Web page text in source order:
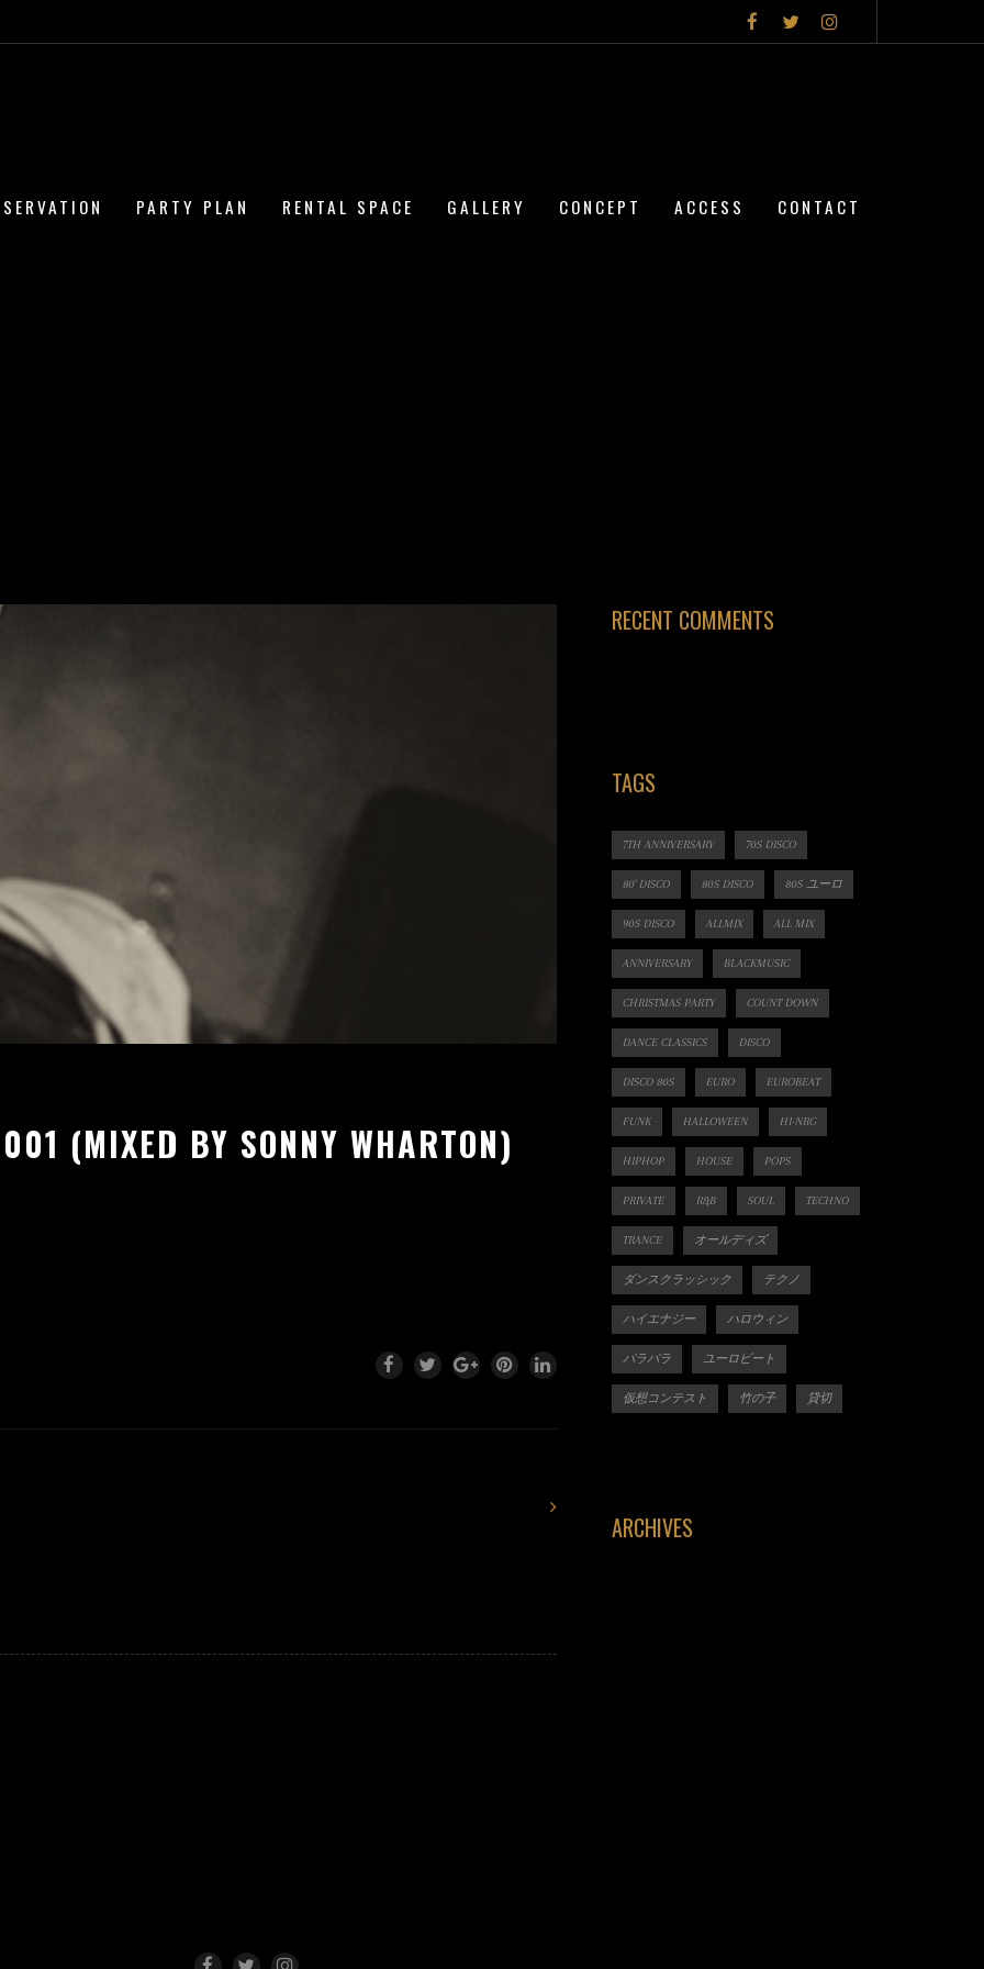
PARTY PLAN RENTAL SPACE GALLERY CONCEPT ACCESS CONTACT
(MIXED BY SONNY WHARTON)
RECENT COMMENTS
TAGS
7TH ANNIVERSARY 70S DISCO
80' DISCO 80S DISCO 80S ユーロ
90S DISCO ALLMIX ALL MIX
ANNIVERSARY BLACKMUSIC
CHRISTMAS PARTY COUNT DOWN
DANCE CLASSICS DISCO
DISCO 80S EURO EUROBEAT
FUNK HALLOWEEN HI-NRG
HIPHOP HOUSE POPS
PRIVATE R&B SOUL TECHNO
TRANCE オールディズ
ダンスクラッシック テクノ
ハイエナジー ハロウィン
パラパラ ユーロビート
仮想コンテスト 竹の子 貸切
ARCHIVES